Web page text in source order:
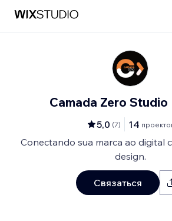
Camada Zero Studio
5,0 (7) 14
Conectando sua marca ao digital
design.
Связаться